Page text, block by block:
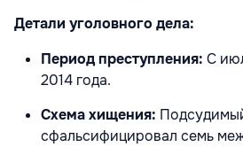
Детали уголовного дела:
Период преступления: С
2014 года.
Схема хищения:
сфальсифицировал семь